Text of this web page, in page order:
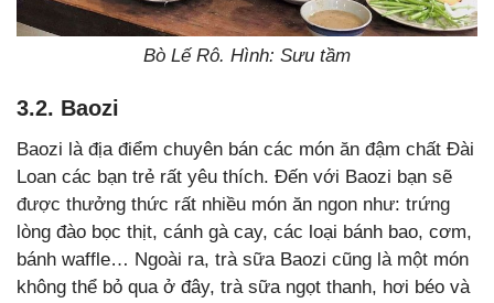
Bò Lế Rô. Hình: Sưu tầm
3.2. Baozi
Baozi là địa điểm chuyên bán các món ăn đậm chất Đài
Loan các bạn trẻ rất yêu thích. Đến với Baozi bạn sẽ
được thưởng thức rất nhiều món ăn ngon như: trứng
lòng đào bọc thịt, cánh gà cay, các loại bánh bao, cơm,
bánh waffle… Ngoài ra, trà sữa Baozi cũng là một món
không thể bỏ qua ở đây, trà sữa ngọt thanh, hơi béo và